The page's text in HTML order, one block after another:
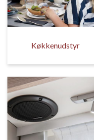
Køkkenudstyr